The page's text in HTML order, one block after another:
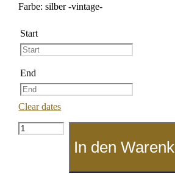
Farbe: silber -vintage-
Start
End
Clear dates
2er-
Set
"Orientalisch"
In den